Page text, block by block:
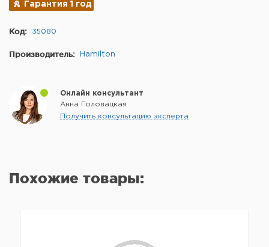
Гарантия 1 год
Код: 35080
Производитель: Hamilton
Онлайн консультант
Анна Головацкая
Получить консультацию эксперта
Похожие товары: